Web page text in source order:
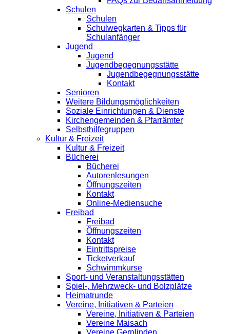
Schulen
Schulen
Schulwegkarten & Tipps für
Schulanfänger
Jugend
Jugend
Jugendbegegnungsstätte
Jugendbegegnungsstätte
Kontakt
Senioren
Weitere Bildungsmöglichkeiten
Soziale Einrichtungen & Dienste
Kirchengemeinden & Pfarrämter
Selbsthilfegruppen
Kultur & Freizeit
Kultur & Freizeit
Bücherei
Bücherei
Autorenlesungen
Öffnungszeiten
Kontakt
Online-Mediensuche
Freibad
Freibad
Öffnungszeiten
Kontakt
Eintrittspreise
Ticketverkauf
Schwimmkurse
Sport- und Veranstaltungsstätten
Spiel-, Mehrzweck- und Bolzplätze
Heimatrunde
Vereine, Initiativen & Parteien
Vereine, Initiativen & Parteien
Vereine Maisach
Vereine Gernlinden